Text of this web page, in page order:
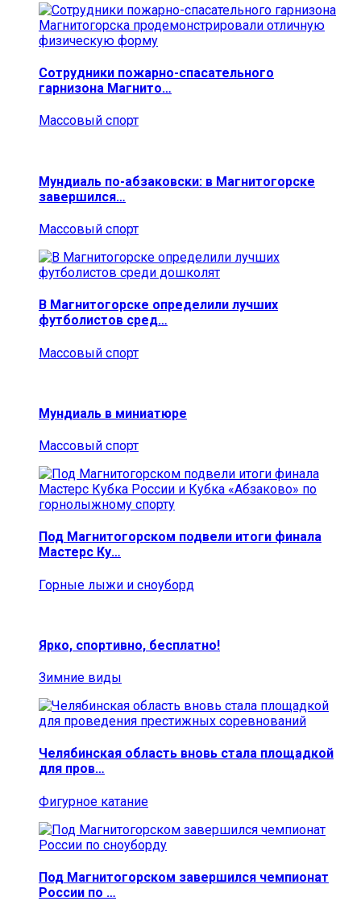
Сотрудники пожарно-спасательного
гарнизона Магнито…
Массовый спорт
Мундиаль по-абзаковски: в Магнитогорске
завершился…
Массовый спорт
В Магнитогорске определили лучших
футболистов сред…
Массовый спорт
Мундиаль в миниатюре
Массовый спорт
Под Магнитогорском подвели итоги финала
Мастерс Ку…
Горные лыжи и сноуборд
Ярко, спортивно, бесплатно!
Зимние виды
Челябинская область вновь стала площадкой
для пров…
Фигурное катание
Под Магнитогорском завершился чемпионат
России по …